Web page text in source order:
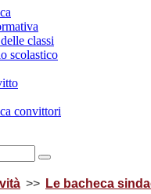
classi
scolastico
convittori
Le bacheca